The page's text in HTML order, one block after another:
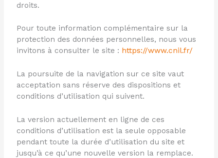
droits.
Pour toute information complémentaire sur la
protection des données personnelles, nous vous
invitons à consulter le site : https://www.cnil.fr/
La poursuite de la navigation sur ce site vaut
acceptation sans réserve des dispositions et
conditions d’utilisation qui suivent.
La version actuellement en ligne de ces
conditions d’utilisation est la seule opposable
pendant toute la durée d’utilisation du site et
jusqu’à ce qu’une nouvelle version la remplace.